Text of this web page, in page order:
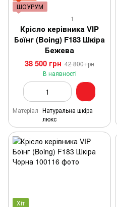
ШОУРУМ
1
Крісло керівника VIP
Боїнг (Boing) F183 Шкіра
Бежева
38 500 грн 42 800 грн
В наявності
Матеріал Натуральна шкіра
люкс
Хіт